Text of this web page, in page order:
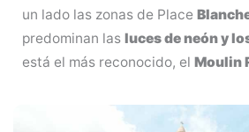
un lado las zonas de Place
predominan las luces de neón y
está el más reconocido, el Moulin